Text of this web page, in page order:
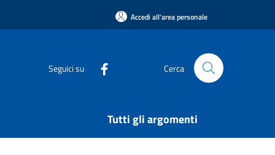
Accedi all'area personale
Seguici su Cerca
Tutti gli argomenti